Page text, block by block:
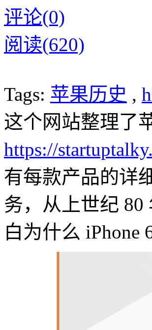
评论(0)
阅读(620)
Tags: 苹果历史 ,
这个网站整理了
https://
有每款产品的详
务，从上世纪
白为什么 iPhone